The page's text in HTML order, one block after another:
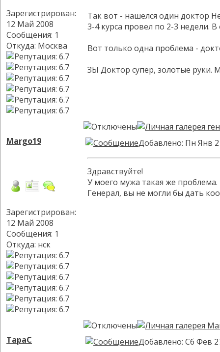
Зарегистрирован:
12 Май 2008
Сообщения: 1
Откуда: Москва
Так вот - нашелся один доктор
3-4 курса провел по 2-3 недели.
Вот только одна проблема -
ЗЫ Доктор супер, золотые руки.
Margo19
Зарегистрирован:
12 Май 2008
Сообщения: 1
Откуда: нск
Добавлено: Пн Янв
Здравствуйте!
У моего мужа такая же
Генерал, вы не могли бы дать
ТараС Добавлено: Сб Фев